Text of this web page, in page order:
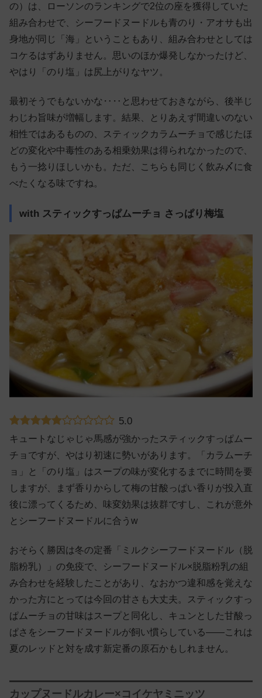
の）は、ローソンのランキングで2位の座を獲得していた
組み合わせで、シーフードヌードルも青のり・アオサも出
身地が同じ「海」ということもあり、組み合わせとしては
コケるはずありません。思いのほか爆発しなかったけど、
やはり「のり塩」は尻上がりなヤツ。
最初そうでもないかな‥‥と思わせておきながら、後半じ
わじわ旨味が増幅します。結果、とりあえず間違いのない
相性ではあるものの、スティックカラムーチョで感じたほ
どの変化や中毒性のある相乗効果は得られなかったので、
もう一捻りほしいかも。ただ、こちらも同じく飲み〆に食
べたくなる味ですね。
with スティックすっぱムーチョ さっぱり梅塩
5.0
キュートなじゃじゃ馬感が強かったスティックすっぱムー
チョですが、やはり初速に勢いがあります。「カラムーチ
ョ」と「のり塩」はスープの味が変化するまでに時間を要
しますが、まず香りからして梅の甘酸っぱい香りが投入直
後に漂ってくるため、味変効果は抜群ですし、これが意外
とシーフードヌードルに合うw
おそらく勝因は冬の定番「ミルクシーフードヌードル（脱
脂粉乳）」の免疫で、シーフードヌードル×脱脂粉乳の組
み合わせを経験したことがあり、なおかつ違和感を覚えな
かった方にとっては今回の甘さも大丈夫。スティックすっ
ぱムーチョの甘味はスープと同化し、キュンとした甘酸っ
ぱさをシーフードヌードルが飼い慣らしている——これは
夏のレッドと対を成す新定番の原石かもしれません。
カップヌードルカレー×コイケヤミニッツ